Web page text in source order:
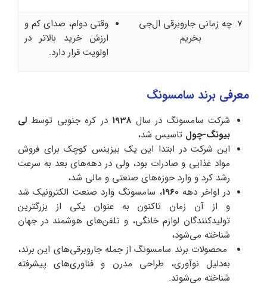
7. چه زمانی جاروبرقی ال‌جی
بخریم
وقتی دوام، صدای کم و
ارزش خرید بالاتر در
اولویت قرار دارد.
معرفی برند سامسونگ
شرکت سامسونگ در سال 1938 در کره جنوبی توسط لی
بیونگ-چول تاسیس شد،
این شرکت در ابتدا این یک بیزینس کوچک برای فروش
مواد غذایی و صادرات بود، ولی در دهه‌های بعد به سرعت
رشد کرد و وارد حوزه‌های صنعتی و مالی شد،
در اواخر دهه‌ 1960، سامسونگ وارد صنعت الکترونیک شد
و از آن زمان تاکنون به عنوان یکی از بزرگترین
تولیدکنندگان لوازم خانگی، و تلفن‌های هوشمند در جهان
شناخته می‌شود،
محصولات برند سامسونگ از جمله جاروبرقی‌های این برند،
به‌دلیل نوآوری، طراحی مدرن و فناوری‌های پیشرفته
شناخته می‌شوند.